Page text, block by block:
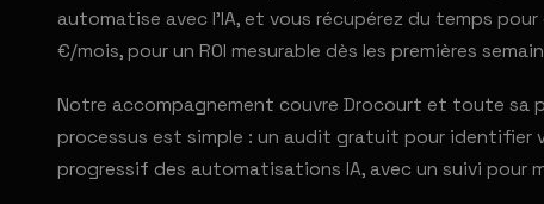
automatise avec l'IA, et vous récupérez du temps
€/mois, pour un ROI mesurable dès les premières
Notre accompagnement couvre Drocourt et toute sa
processus est simple : un audit gratuit pour identifier
progressif des automatisations IA, avec un suivi pour